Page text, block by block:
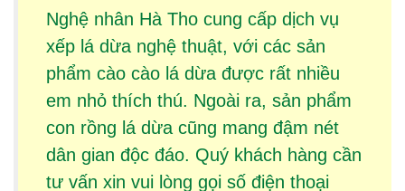
Nghệ nhân Hà Tho cung cấp dịch vụ
xếp lá dừanghệ thuật, với các sản
phẩm cào cào lá dừađược rất nhiều
em nhỏ thích thú. Ngoài ra, sản phẩm
con rồng lá dừacũng mang đậm nét
dân gian độc đáo. Quý khách hàng cần
tư vấn xin vui lòng gọi số điện thoại